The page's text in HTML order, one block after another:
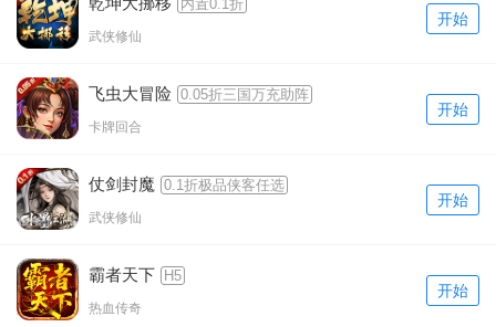
内置0.1折
武侠修仙
开始
飞虫大冒险 0.05折三国万充助阵
卡牌回合
开始
仗剑封魔 0.1折极品侠客任选
武侠修仙
开始
霸者天下 H5
热血传奇
开始